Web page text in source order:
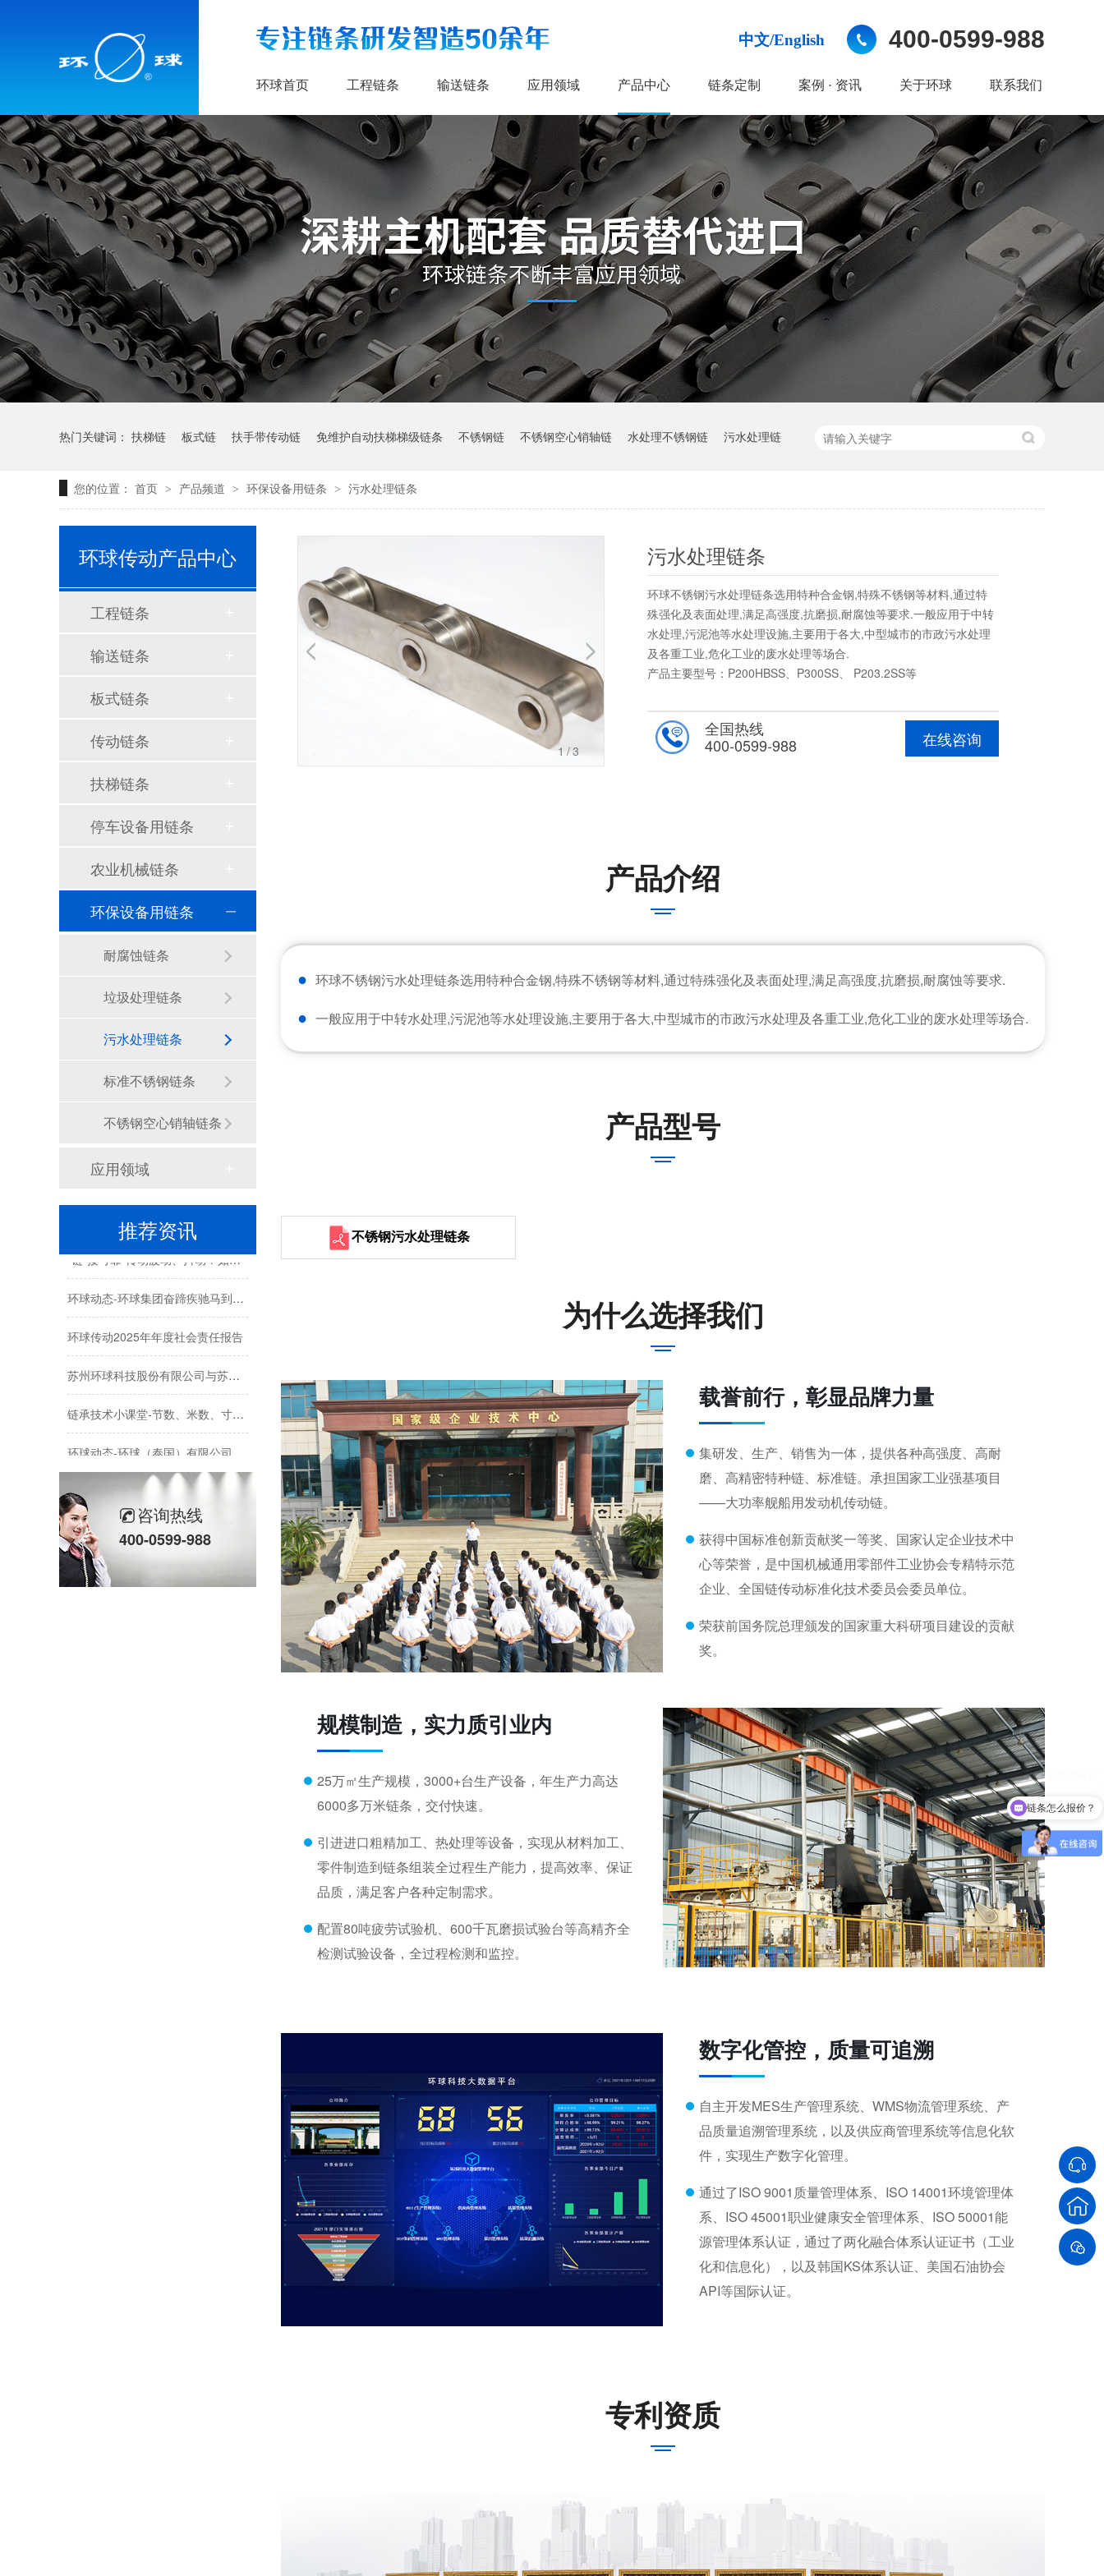
中文/English 400-0599-988
环球首页 工程链条 输送链条 应用领域 产品中心 链条定制 案例 · 资讯 关于环球 联系我们
热门关键词： 扶梯链 板式链 扶手带传动链 免维护自动扶梯梯级链条 不锈钢链 不锈钢空心销轴链 水处理不锈钢链 污水处理链
您的位置： 首页 > 产品频道 > 环保设备用链条 > 污水处理链条
2 /3
污水处理链条
环球不锈钢污水处理链条选用特种合金钢,特殊不锈钢等材料,通过特
殊强化及表面处理,满足高强度,抗磨损,耐腐蚀等要求.一般应用于中转
水处理,污泥池等水处理设施,主要用于各大,中型城市的市政污水处理
及各重工业,危化工业的废水处理等场合.
产品主要型号：P200HBSS、P300SS、 P203.2SS等
在线咨询
全国热线
400-0599-988
产品介绍
● 环球不锈钢污水处理链条选用特种合金钢,特殊不锈钢等材料,通过特殊强化及表面处理,满足高强度,抗磨损,耐腐蚀等要求.
● 一般应用于中转水处理,污泥池等水处理设施,主要用于各大,中型城市的市政污水处理及各重工业,危化工业的废水处理等场合.
产品型号
不锈钢污水处理链条
为什么选择我们
载誉前行，彰显品牌力量
集研发、生产、销售为一体，提供各种高强度、高耐
磨、高精密特种链、标准链。承担国家工业强基项目
——大功率舰船用发动机传动链。
获得中国标准创新贡献奖一等奖、国家认定企业技术中
心等荣誉，是中国机械通用零部件工业协会专精特示范
企业、全国链传动标准化技术委员会委员单位。
荣获前国务院总理颁发的国家重大科研项目建设的贡献
奖。
规模制造，实力质引业内
25万㎡生产规模，3000+台生产设备，年生产力高达
6000多万米链条，交付快速。
引进进口粗精加工、热处理等设备，实现从材料加工、
零件制造到链条组装全过程生产能力，提高效率、保证
品质，满足客户各种定制需求。
配置80吨疲劳试验机、600千瓦磨损试验台等高精齐全
检测试验设备，全过程检测和监控。
数字化管控，质量可追溯
自主开发MES生产管理系统、WMS物流管理系统、产
品质量追溯管理系统，以及供应商管理系统等信息化软
件，实现生产数字化管理。
通过了ISO 9001质量管理体系、ISO 14001环境管理体
系、ISO 45001职业健康安全管理体系、ISO 50001能
源管理体系认证，通过了两化融合体系认证证书（工业
化和信息化），以及韩国KS体系认证、美国石油协会
API等国际认证。
专利资质
环球传动产品中心
工程链条
输送链条
板式链条
传动链条
扶梯链条
停车设备用链条
农业机械链条
环保设备用链条
耐腐蚀链条
垃圾处理链条
污水处理链条
标准不锈钢链条
不锈钢空心销轴链条
应用领域
推荐资讯
环球传动2025年年度社会责任报告
“链”接可靠-报型号就卡壳？如何准确描述您需要的链条？
环球链条助力自动扶梯行业
链宝来了-你好，我是链宝！今天跟大家正式认识一下~
环球动态-环球集团奋蹄疾驰马到成功，开门迎新春！
环球传动2025年年度社会责任报告
苏州环球科技股份有限公司与苏州大学共建智能制造机器人研究院
链承技术小课堂-节数、米数、寸、分：链条的计量单位，你分得清吗？
环球动态-环球（泰国）有限公司新工厂开工奠基仪式圆满礼成！全球化战略迈出坚实一步
喜报-环球科技连任苏州新一代企业家商会理事单位，总经理黄雅丹女士获“锐意进取奖”
咨询热线
400-0599-988
链条怎么报价？